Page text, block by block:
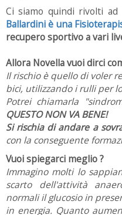
Ci siamo quindi rivolti
Ballardini è una
recupero sportivo a vari
Allora Novella vuoi dirci
Il rischio è quello di voler
bici, utilizzando i rulli per
Potrei chiamarla
QUESTO NON VA BENE!
Si rischia di andare a
con la conseguente
Vuoi spiegarci meglio ?
Immagino molti lo
scarto dell'attività
normali il glucosio in
in energia. Quanto